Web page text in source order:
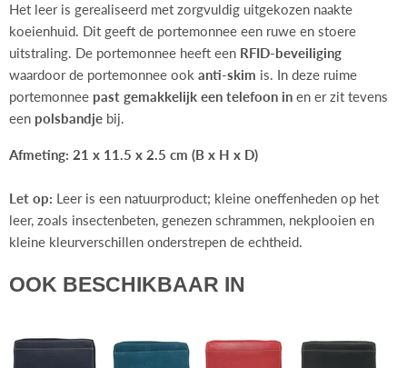
Het leer is gerealiseerd met zorgvuldig uitgekozen naakte
koeienhuid. Dit geeft de portemonnee een ruwe en stoere
uitstraling. De portemonnee heeft een RFID-beveiliging
waardoor de portemonnee ook anti-skim is. In deze ruime
portemonnee past gemakkelijk een telefoon in en er zit tevens
een polsbandje bij.
Afmeting: 21 x 11.5 x 2.5 cm (B x H x D)
Let op: Leer is een natuurproduct; kleine oneffenheden op het
leer, zoals insectenbeten, genezen schrammen, nekplooien en
kleine kleurverschillen onderstrepen de echtheid.
OOK BESCHIKBAAR IN